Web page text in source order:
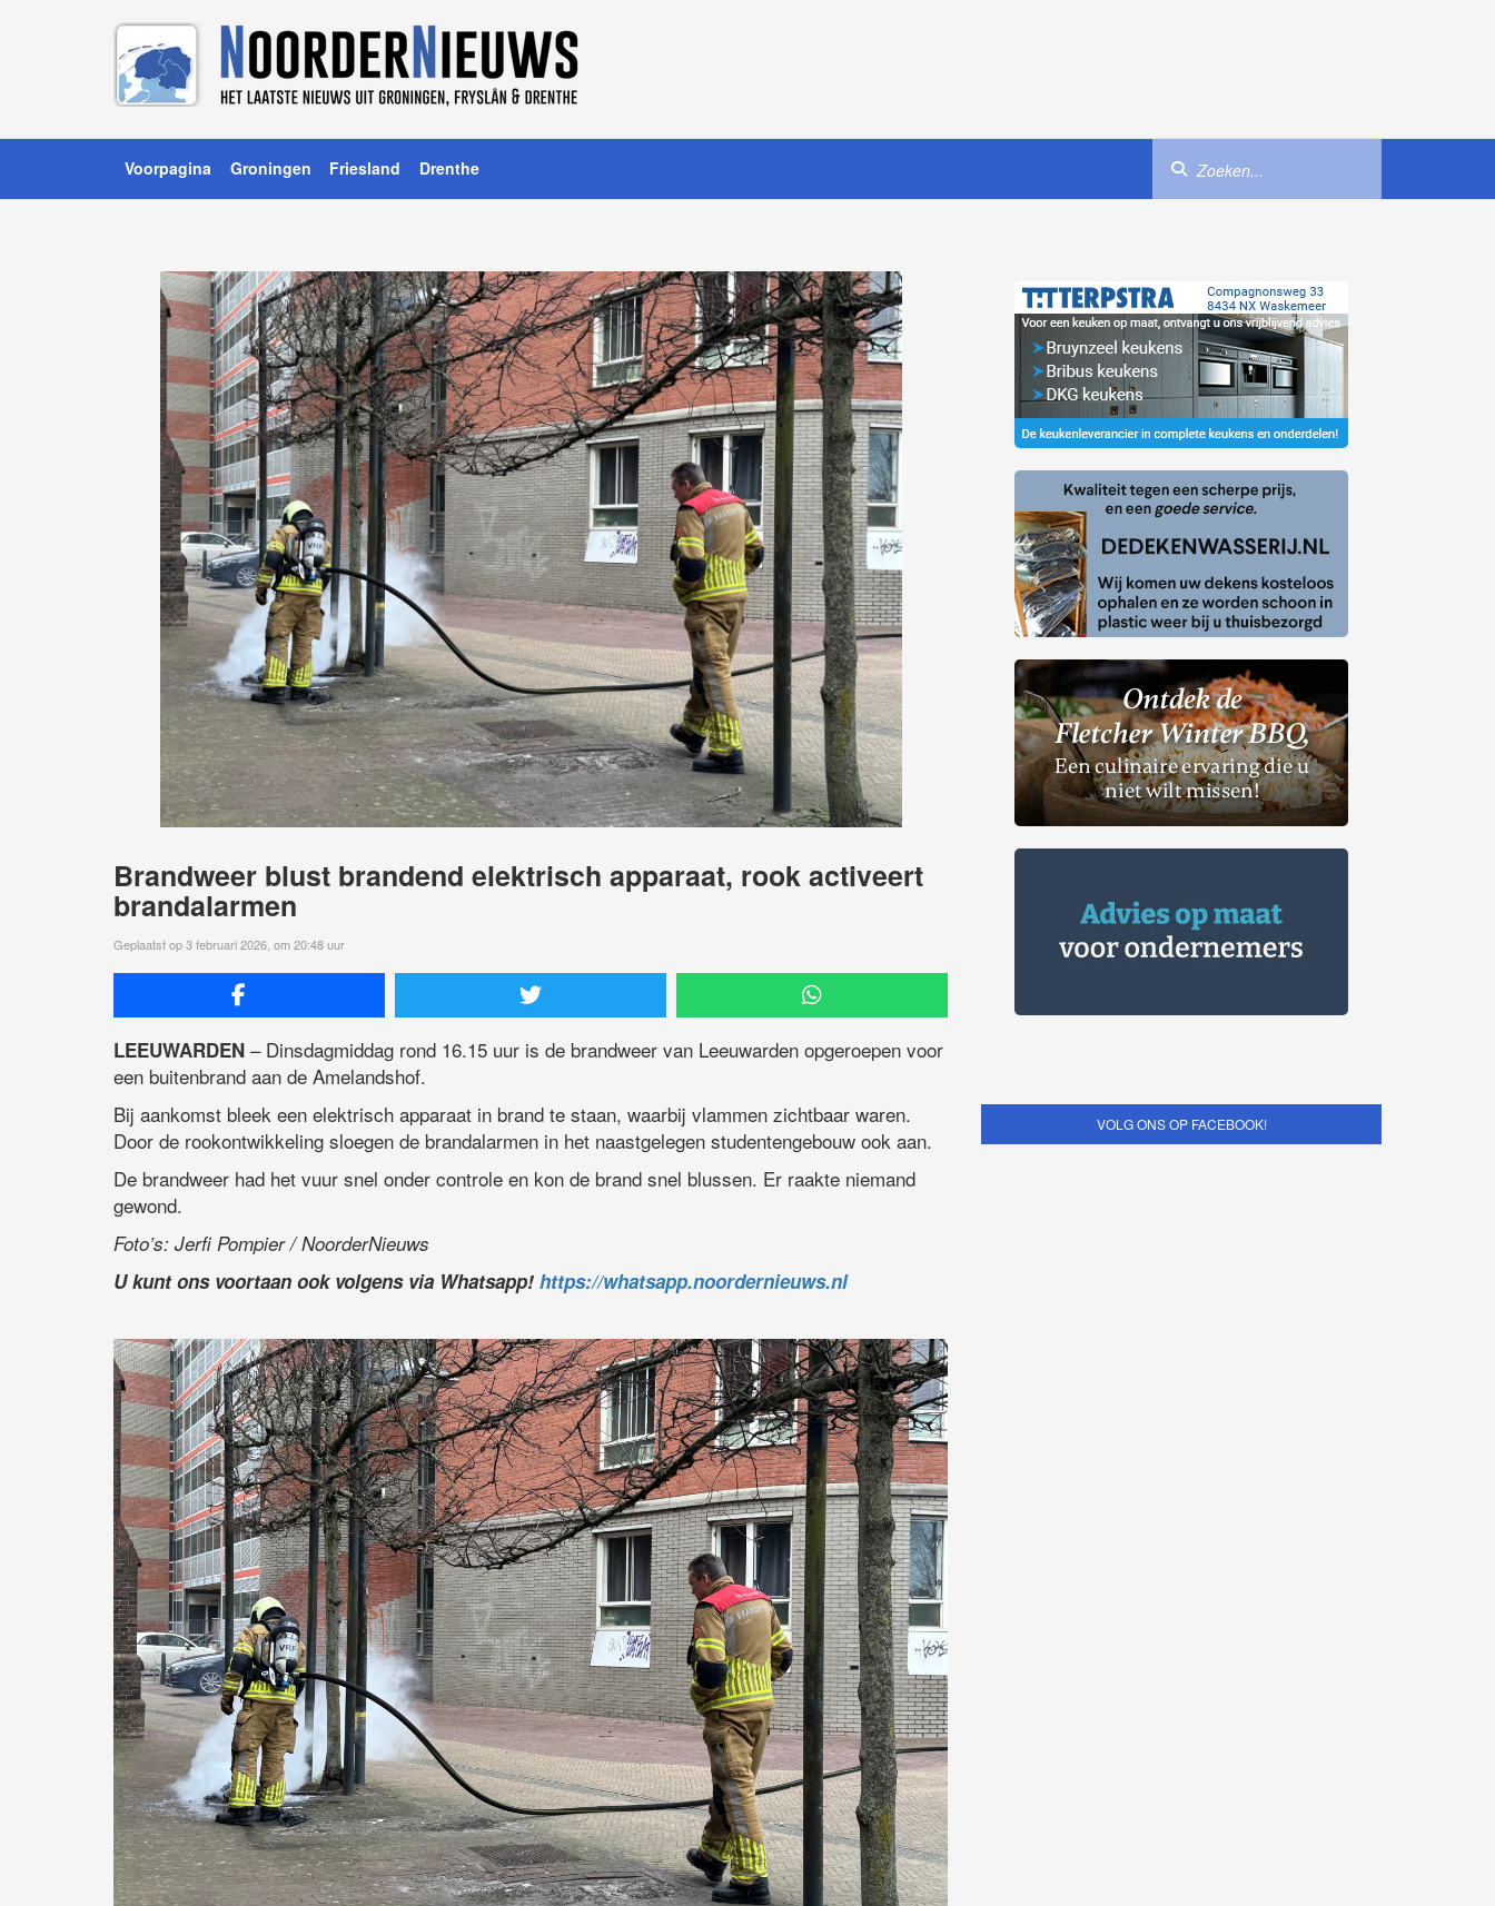
Voorpagina Groningen Friesland Drenthe
Brandweer blust brandend elektrisch apparaat, rook activeert
brandalarmen
Geplaatst op 3 februari 2026, om 20:48 uur
LEEUWARDEN – Dinsdagmiddag rond 16.15 uur is de brandweer van Leeuwarden opgeroepen voor
een buitenbrand aan de Amelandshof.
Bij aankomst bleek een elektrisch apparaat in brand te staan, waarbij vlammen zichtbaar waren.
Door de rookontwikkeling sloegen de brandalarmen in het naastgelegen studentengebouw ook aan.
De brandweer had het vuur snel onder controle en kon de brand snel blussen. Er raakte niemand
gewond.
Foto’s: Jerfi Pompier / NoorderNieuws
U kunt ons voortaan ook volgens via Whatsapp! https://whatsapp.noordernieuws.nl
VOLG ONS OP FACEBOOK!